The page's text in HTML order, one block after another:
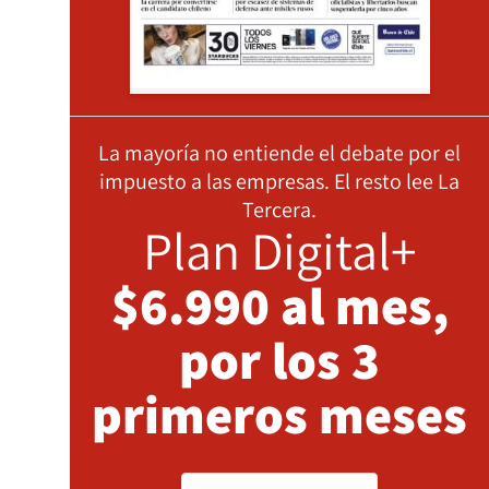
La mayoría no entiende el debate por el
impuesto a las empresas. El resto lee La
Tercera.
Plan Digital+
$6.990 al mes,
por los 3
primeros meses